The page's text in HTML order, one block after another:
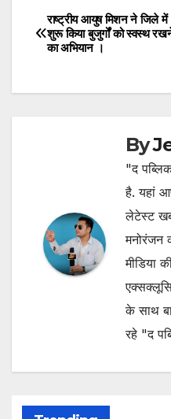
Post
navigation
राष्ट्रीय आयुष मिशन ने जिले में
शुरू किया बुजुर्गों को स्वस्थ
का अभियान ।
By
"द
है. यहां
लेटेस्ट
मनोरंजन
मीडिया
के साथ
रहे "द